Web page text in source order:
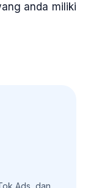
anda miliki